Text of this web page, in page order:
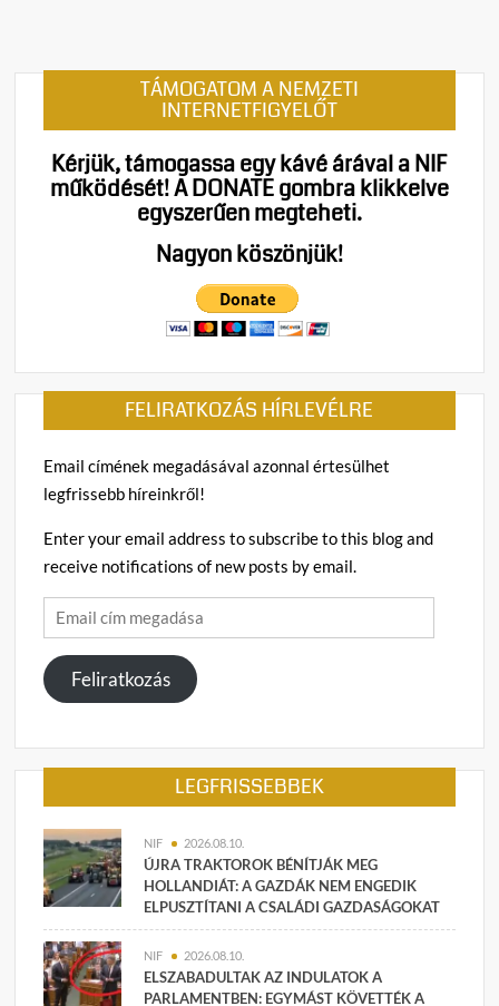
TÁMOGATOM A NEMZETI
INTERNETFIGYELŐT
Kérjük, támogassa egy kávé árával a NIF
működését!A DONATE gombra klikkelve
egyszerűen megteheti.
Nagyon köszönjük!
FELIRATKOZÁS HÍRLEVÉLRE
Email címének megadásával azonnal értesülhet
legfrissebb híreinkről!
Enter your email address to subscribe to this blog and
receive notifications of new posts by email.
Email
cím
megadása
Feliratkozás
LEGFRISSEBBEK
NIF 2026.08.10.
ÚJRA TRAKTOROK BÉNÍTJÁK MEG
HOLLANDIÁT: A GAZDÁK NEM ENGEDIK
ELPUSZTÍTANI A CSALÁDI GAZDASÁGOKAT
NIF 2026.08.10.
ELSZABADULTAK AZ INDULATOK A
PARLAMENTBEN: EGYMÁST KÖVETTÉK A